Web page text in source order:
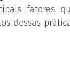
fatores
dessas